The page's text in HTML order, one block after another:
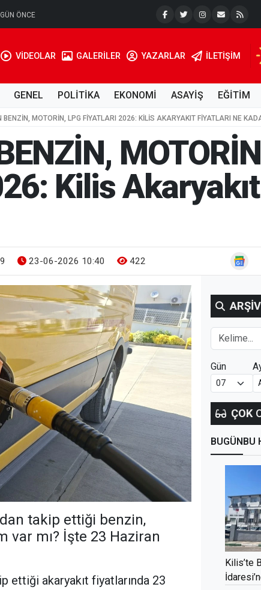
ÖNCE Su Kuyusu
VİDEOLAR GALERİLER YAZARLAR İLETIŞIM
GENEL POLİTİKA EKONOMİ ASAYİŞ EĞİTİM
MOTORİN, LPG FİYATLARI 2026: KILIS AKARYAKIT FIYATLARI NE
Kilis
23-06-2026 10:40 422
takip ettiği benzin,
var mı? İşte 23 Haziran
ettiği akaryakıt fiyatlarında 23
ARŞİV
Gün
ÇOK
BUGÜNBU
Kilis’te